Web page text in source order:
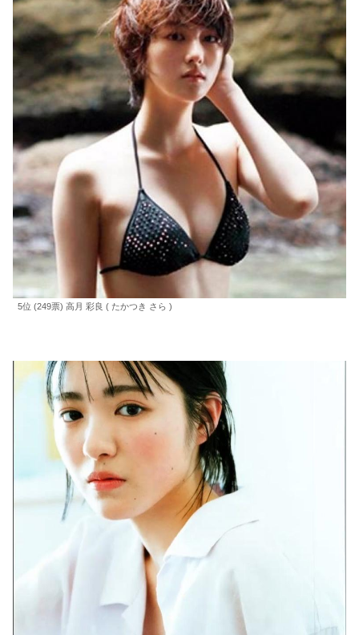
5位 (249票) 高月 彩良 ( たかつき さら )